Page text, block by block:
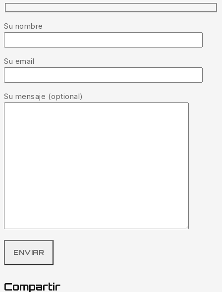
Su nombre
Su email
Su mensaje (optional)
Compartir